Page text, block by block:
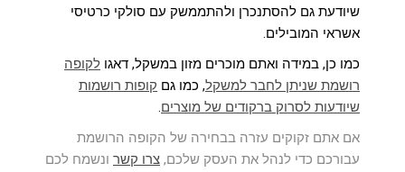
שיודעת גם להסתנכרן ולהתממשק עם סולקי כרטיסי
אשראי המובילים.
כמו כן, במידה ואתם מוכרים מזון במשקל, דאגו לקופה
רושמת שניתן לחבר למשקל, כמו גם קופות רושמות
שיודעות לסרוק ברקודים של מוצרים.
אם אתם זקוקים עזרה בבחירה של הקופה הרושמת
עבורכם כדי לנהל את העסק שלכם, צרו קשר ונשמח לכם